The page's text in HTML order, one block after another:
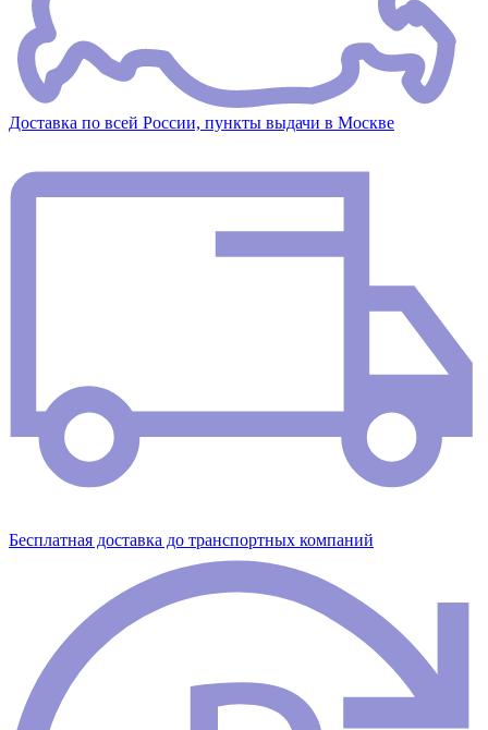
Доставка по всей России, пункты выдачи в Москве
Бесплатная доставка до транспортных компаний